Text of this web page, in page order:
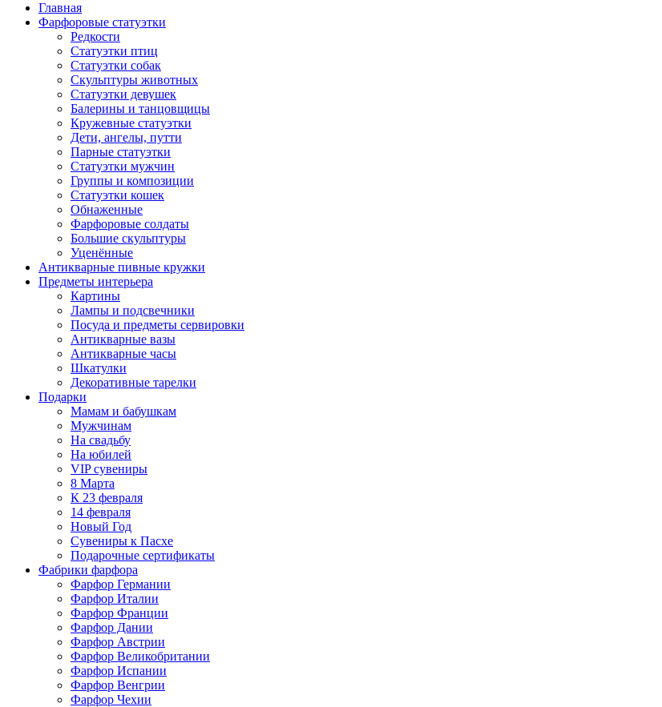
Главная
Фарфоровые статуэтки
Редкости
Cтатуэтки птиц
Cтатуэтки собак
Скульптуры животных
Статуэтки девушек
Балерины и танцовщицы
Кружевные статуэтки
Дети, ангелы, путти
Парные статуэтки
Статуэтки мужчин
Группы и композиции
Статуэтки кошек
Обнаженные
Фарфоровые солдаты
Большие скульптуры
Уценённые
Антикварные пивные кружки
Предметы интерьера
Картины
Лампы и подсвечники
Посуда и предметы сервировки
Антикварные вазы
Антикварные часы
Шкатулки
Декоративные тарелки
Подарки
Мамам и бабушкам
Мужчинам
На свадьбу
На юбилей
VIP сувениры
8 Марта
К 23 февраля
14 февраля
Новый Год
Сувениры к Пасхе
Подарочные сертификаты
Фабрики фарфора
Фарфор Германии
Фарфор Италии
Фарфор Франции
Фарфор Дании
Фарфор Австрии
Фарфор Великобритании
Фарфор Испании
Фарфор Венгрии
Фарфор Чехии